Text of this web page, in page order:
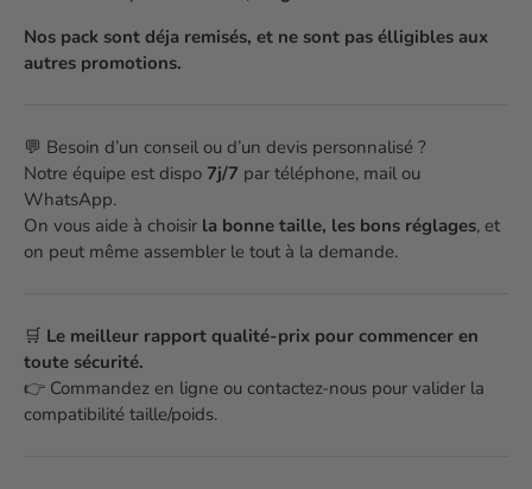
Nos pack sont déja remisés, et ne sont pas élligibles aux
autres promotions.
💬 Besoin d’un conseil ou d’un devis personnalisé ?
Notre équipe est dispo 7j/7 par téléphone, mail ou
WhatsApp.
On vous aide à choisir la bonne taille, les bons réglages, et
on peut même assembler le tout à la demande.
🛒 Le meilleur rapport qualité-prix pour commencer en
toute sécurité.
👉 Commandez en ligne ou contactez-nous pour valider la
compatibilité taille/poids.